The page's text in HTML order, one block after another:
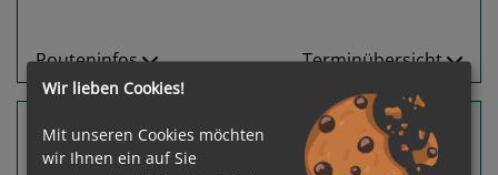
Routeninfos Terminübersicht
7 Nächte Panama, Costa Rica
Le Bellot
Wir lieben Cookies!
Mit unseren Cookies möchten
wir Ihnen ein auf Sie